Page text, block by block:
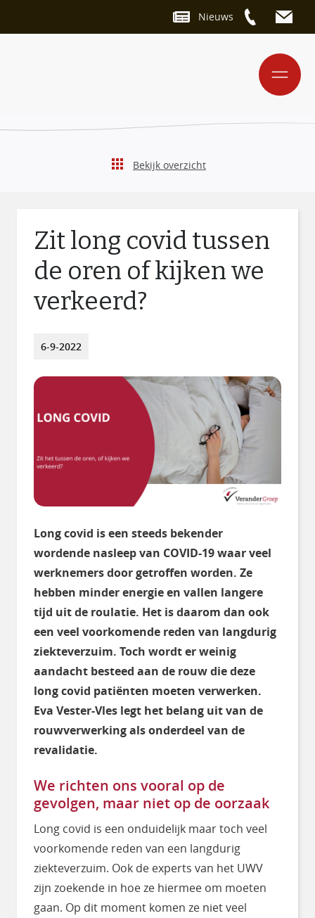
Nieuws
Bekijk overzicht
Zit long covid tussen
de oren of kijken we
verkeerd?
6-9-2022
Long covid is een steeds bekender
wordende nasleep van COVID-19 waar veel
werknemers door getroffen worden. Ze
hebben minder energie en vallen langere
tijd uit de roulatie. Het is daarom dan ook
een veel voorkomende reden van langdurig
ziekteverzuim. Toch wordt er weinig
aandacht besteed aan de rouw die deze
long covid patiënten moeten verwerken.
Eva Vester-Vles legt het belang uit van de
rouwverwerking als onderdeel van de
revalidatie.
We richten ons vooral op de
gevolgen, maar niet op de oorzaak
Long covid is een onduidelijk maar toch veel
voorkomende reden van een langdurig
ziekteverzuim. Ook de experts van het UWV
zijn zoekende in hoe ze hiermee om moeten
gaan. Op dit moment komen ze niet veel